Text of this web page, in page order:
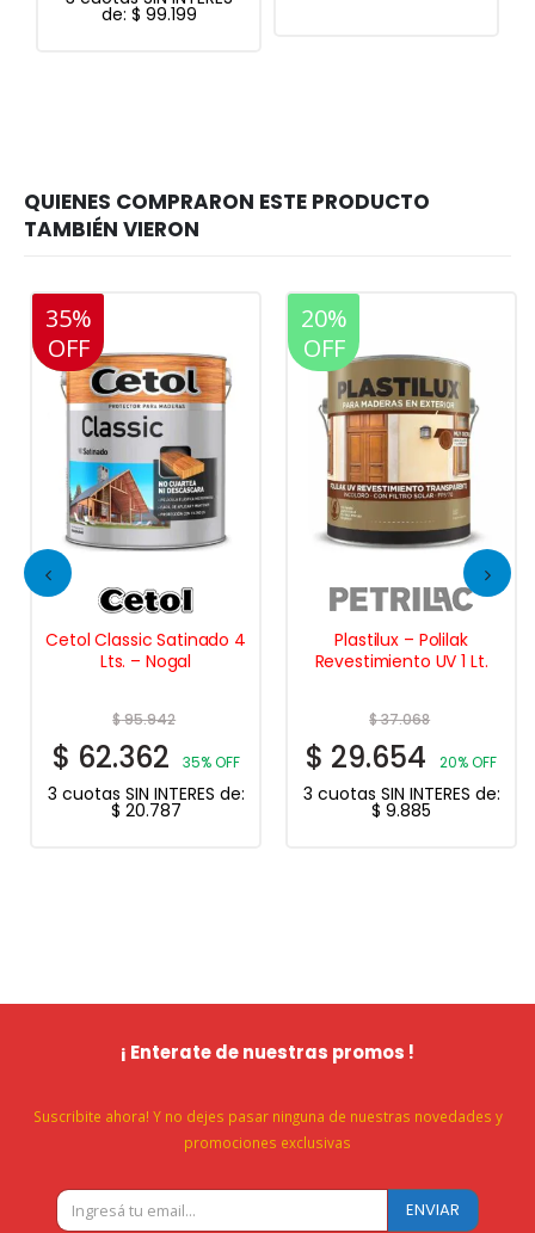
35%
OFF
20%
OFF
Cetol Classic Satinado 4
Lts. – Nogal
$95.942
$ 62.362 35% OFF
3 cuotas SIN INTERES de:
$ 20.787
20%
OFF
Plastilux – Polilak
Revestimiento UV 1 Lt.
$37.068
$ 29.654 20% OFF
3 cuotas SIN INTERES de:
$ 9.885
¡ Enterate de nuestras promos !
Suscribite ahora! Y no dejes pasar ninguna de nuestras novedades y
promociones exclusivas